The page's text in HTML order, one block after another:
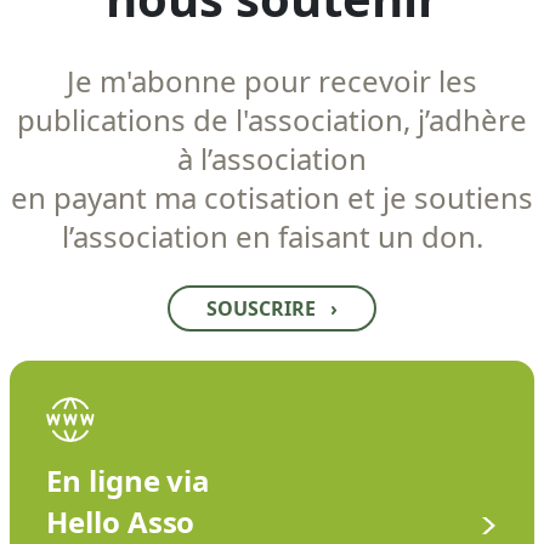
Je m'abonne pour recevoir les
publications de l'association, j’adhère
à l’association
en payant ma cotisation et je soutiens
l’association en faisant un don.
SOUSCRIRE ›
En ligne via
Hello Asso